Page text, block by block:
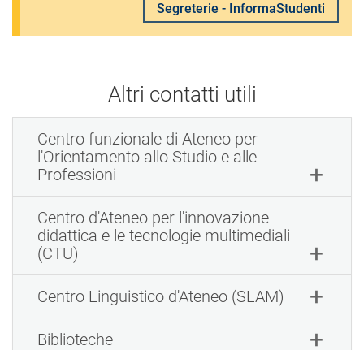
Segreterie - InformaStudenti
Altri contatti utili
Centro funzionale di Ateneo per
l'Orientamento allo Studio e alle
Professioni
Centro d'Ateneo per l'innovazione
didattica e le tecnologie multimediali
(CTU)
Centro Linguistico d'Ateneo (SLAM)
Biblioteche